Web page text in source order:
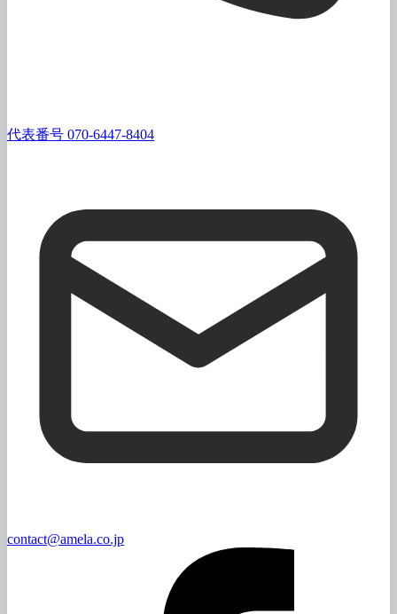
代表番号 070-6447-8404
contact@amela.co.jp